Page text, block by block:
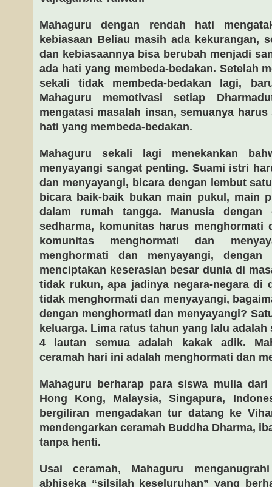
Mahaguru dengan rendah hati
kebiasaan Beliau masih ada kekurangan,
dan kebiasaannya bisa berubah menjadi
ada hati yang membeda-bedakan. Setelah
sekali tidak membeda-bedakan lagi,
Mahaguru memotivasi setiap
mengatasi masalah insan, semuanya
hati yang membeda-bedakan.
Mahaguru sekali lagi menekankan
menyayangi sangat penting. Suami istri
dan menyayangi, bicara dengan lembut
bicara baik-baik bukan main pukul, main
dalam rumah tangga. Manusia dengan
sedharma, komunitas harus menghormati
komunitas menghormati dan
menghormati dan menyayangi,
menciptakan keserasian besar dunia di
tidak rukun, apa jadinya negara-negara di
tidak menghormati dan menyayangi,
dengan menghormati dan menyayangi?
keluarga. Lima ratus tahun yang lalu
4 lautan semua adalah kakak adik.
ceramah hari ini adalah menghormati dan
Mahaguru berharap para siswa mulia dari
Hong Kong, Malaysia, Singapura,
bergiliran mengadakan tur datang ke
mendengarkan ceramah Buddha Dharma,
tanpa henti.
Usai ceramah, Mahaguru
abhiseka “silsilah keseluruhan” yang